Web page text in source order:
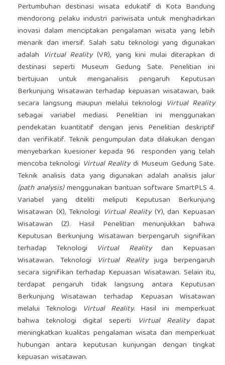
Pertumbuhan destinasi wisata edukatif di Kota Bandung
mendorong pelaku industri pariwisata untuk menghadirkan
inovasi dalam menciptakan pengalaman wisata yang lebih
menarik dan imersif. Salah satu teknologi yang digunakan
adalah Virtual Reality(VR), yang kini mulai diterapkan di
destinasi seperti Museum Gedung Sate. Penelitian ini
bertujuan untuk menganalisis pengaruh Keputusan
Berkunjung Wisatawan terhadap kepuasan wisatawan, baik
secara langsung maupun melalui teknologi Virtual Reality
sebagai variabel mediasi. Penelitian ini menggunakan
pendekatan kuantitatif dengan jenis Penelitian deskriptif
dan verifikatif. Teknik pengumpulan data dilakukan dengan
menyebarkan kuesioner kepada 96 responden yang telah
mencoba teknologi Virtual Realitydi Museum Gedung Sate.
Teknik analisis data yang digunakan adalah analisis jalur
(path analysis)menggunakan bantuan software SmartPLS 4.
Variabel yang diteliti meliputi Keputusan Berkunjung
Wisatawan (X), Teknologi Virtual Reality(Y), dan Kepuasan
Wisatawan (Z). Hasil Penelitian menunjukkan bahwa
Keputusan Berkunjung Wisatawan berpengaruh signifikan
terhadap Teknologi Virtual Realitydan Kepuasan
Wisatawan. Teknologi Virtual Realityjuga berpengaruh
secara signifikan terhadap Kepuasan Wisatawan. Selain itu,
terdapat pengaruh tidak langsung antara Keputusan
Berkunjung Wisatawan terhadap Kepuasan Wisatawan
melalui Teknologi Virtual Reality. Hasil ini memperkuat
bahwa teknologi digital seperti Virtual Realitydapat
meningkatkan kualitas pengalaman wisata dan memperkuat
hubungan antara keputusan kunjungan dengan tingkat
kepuasan wisatawan.